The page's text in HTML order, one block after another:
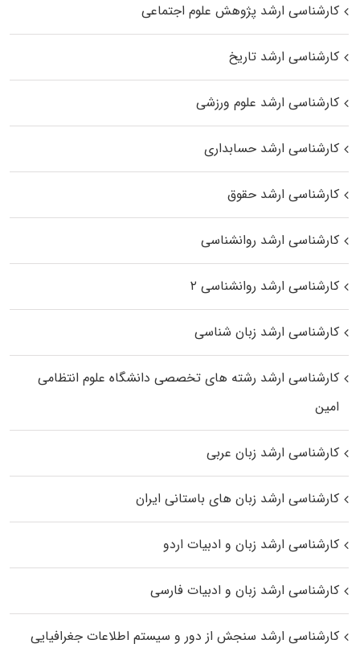
کارشناسی ارشد پژوهش علوم اجتماعی
کارشناسی ارشد تاریخ
کارشناسی ارشد علوم ورزشی
کارشناسی ارشد حسابداری
کارشناسی ارشد حقوق
کارشناسی ارشد روانشناسی
کارشناسی ارشد روانشناسی ۲
کارشناسی ارشد زبان شناسی
کارشناسی ارشد رﺷﺘﻪ ﻫﺎی تخصصی داﻧﺸﮕﺎه ﻋﻠﻮم انتظامی
اﻣﻴﻦ
کارشناسی ارشد زبان عربی
کارشناسی ارشد زبان‌ های باستانی ایران
کارشناسی ارشد زبان و ادبیات اردو
کارشناسی ارشد زبان و ادبیات فارسی
کارشناسی ارشد سنجش از دور و سیستم اطلاعات جغرافیایی